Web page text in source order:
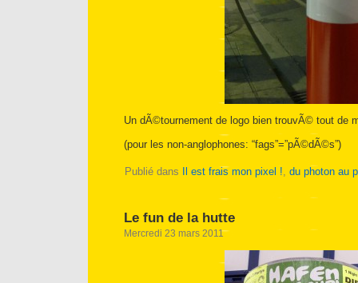
Un dÃ©tournement de logo bien trouvÃ© tout de
(pour les non-anglophones: “fags”=”pÃ©dÃ©s”)
Publié dans Il est frais mon pixel !, du photon au
Le fun de la hutte
Mercredi 23 mars 2011